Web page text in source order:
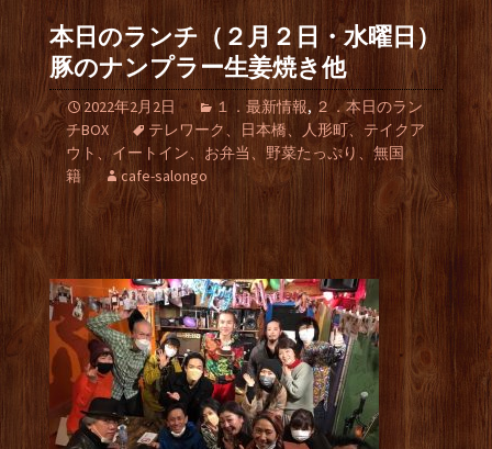
本日のランチ（２月２日・水曜日）
豚のナンプラー生姜焼き他
2022年2月2日 １．最新情報, ２．本日のラン
チBOX
テレワーク、日本橋、人形町、テイクア
ウト、イートイン、お弁当、野菜たっぷり、無国
籍
cafe-salongo